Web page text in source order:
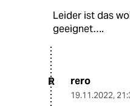
Leider ist das
geeignet….
R rero
19.11.2022,